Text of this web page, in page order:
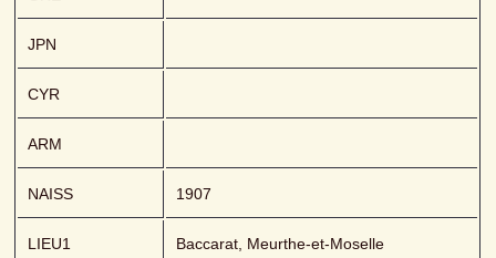
JPN
CYR
ARM
NAISS 1907
LIEU1 Baccarat, Meurthe-et-Moselle